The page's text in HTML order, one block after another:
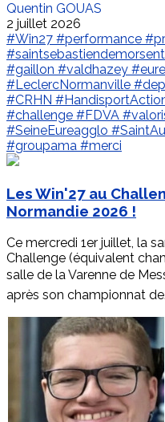
Quentin GOUAS
2 juillet 2026
#Win27 #performance
#saintsebastiendemorsent
#gaillon #valdhazey #eure
#LeclercNormanville
#CRHN
#challenge #FDVA
#SeineEureagglo
#groupama #merci
Les Win'27 au
Normandie 2026 !
Ce mercredi 1er juillet, la
Challenge (équivalent
salle de la Varenne de
après son championnat